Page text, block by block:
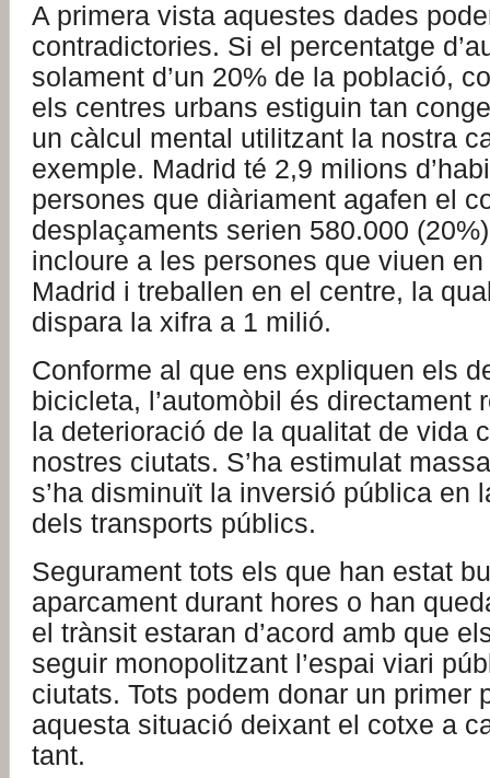
A primera vista aquestes dades
contradictories. Si el percentatge
solament d’un 20% de la població,
els centres urbans estiguin tan
un càlcul mental utilitzant la nostra
exemple. Madrid té 2,9 milions
persones que diàriament agafen el
desplaçaments serien 580.000
incloure a les persones que viuen
Madrid i treballen en el centre, la
dispara la xifra a 1 milió.
Conforme al que ens expliquen els
bicicleta, l’automòbil és directament
la deterioració de la qualitat de vida
nostres ciutats. S’ha estimulat
s’ha disminuït la inversió pública en
dels transports públics.
Segurament tots els que han estat
aparcament durant hores o han
el trànsit estaran d’acord amb que
seguir monopolitzant l’espai viari
ciutats. Tots podem donar un primer
aquesta situació deixant el cotxe a
tant.